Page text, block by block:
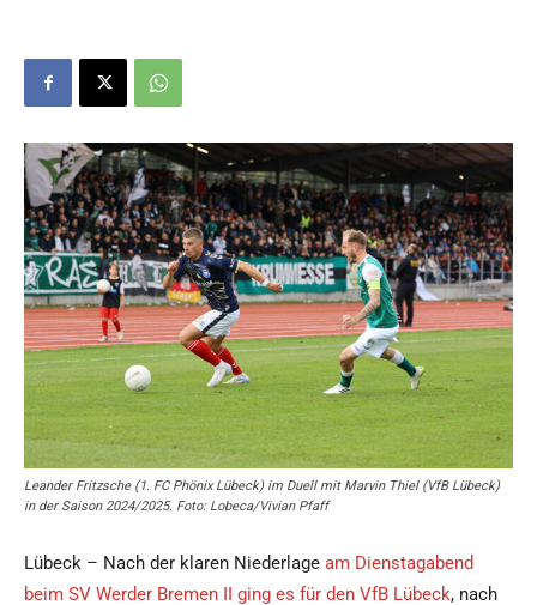
Leander Fritzsche (1. FC Phönix Lübeck) im Duell mit Marvin Thiel (VfB Lübeck)
in der Saison 2024/2025. Foto: Lobeca/Vivian Pfaff
Lübeck – Nach der klaren Niederlage am Dienstagabend
beim SV Werder Bremen II ging es für den VfB Lübeck, nach